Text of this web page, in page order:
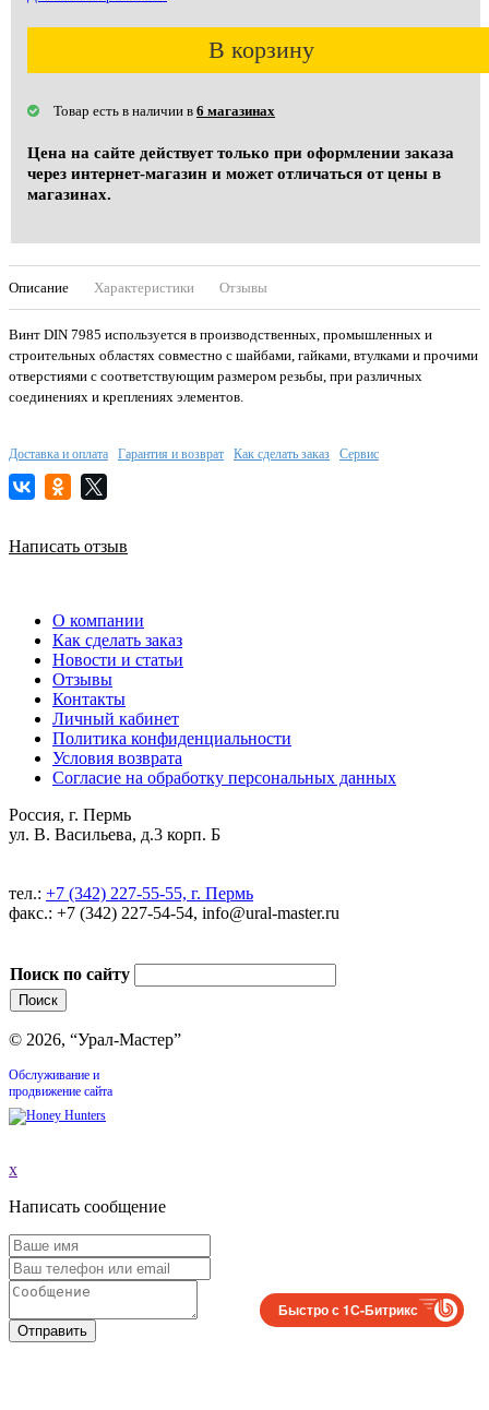
В корзину
Товар есть в наличии в 6 магазинах
Цена на сайте действует только при оформлении заказа
через интернет-магазин и может отличаться от цены в
магазинах.
Описание Характеристики Отзывы
Винт DIN 7985 используется в производственных, промышленных и
строительных областях совместно с шайбами, гайками, втулками и прочими
отверстиями с соответствующим размером резьбы, при различных
соединениях и креплениях элементов.
Доставка и оплата Гарантия и возврат Как сделать заказ Сервис
Написать отзыв
О компании
Как сделать заказ
Новости и статьи
Отзывы
Контакты
Личный кабинет
Политика конфиденциальности
Условия возврата
Согласие на обработку персональных данных
Россия, г. Пермь
ул. В. Васильева, д.3 корп. Б
тел.: +7 (342) 227-55-55, г. Пермь
факс.: +7 (342) 227-54-54, info@ural-master.ru
Поиск по сайту
© 2026, “Урал-Мастер”
Обслуживание и
продвижение сайта
x
Написать сообщение
Отправить
Быстро с 1С-Битрикс